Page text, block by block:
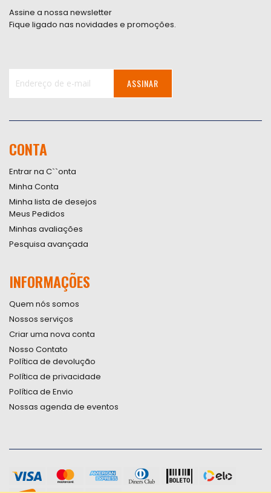
Assine a nossa newsletter
Fique ligado nas novidades e promoções.
Newsletter:
ASSINAR
CONTA
Entrar na C``onta
Minha Conta
Minha lista de desejos
Meus Pedidos
Minhas avaliações
Pesquisa avançada
INFORMAÇÕES
Quem nós somos
Nossos serviços
Criar uma nova conta
Nosso Contato
Política de devolução
Política de privacidade
Política de Envio
Nossas agenda de eventos